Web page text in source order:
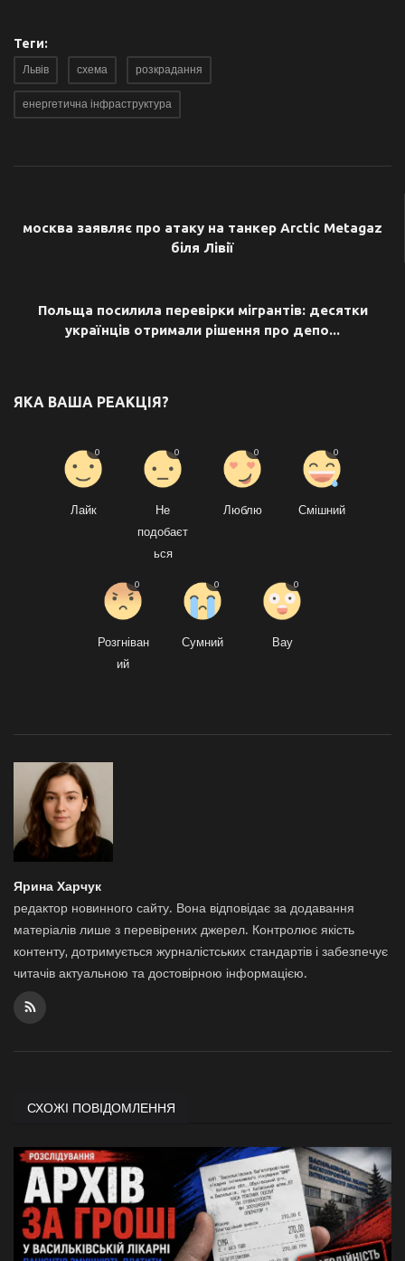
Теги:
Львів схема розкрадання
енергетична інфраструктура
москва заявляє про атаку на танкер Arctic Metagaz
біля Лівії
Польща посилила перевірки мігрантів: десятки
українців отримали рішення про депо...
ЯКА ВАША РЕАКЦІЯ?
Лайк
0
Не
подобаєт
ься
0
Люблю
0
Смішний
0
Розгніван
ий
0
Сумний
0
Вау
0
Ярина Харчук
редактор новинного сайту. Вона відповідає за додавання
матеріалів лише з перевірених джерел. Контролює якість
контенту, дотримується журналістських стандартів і забезпечує
читачів актуальною та достовірною інформацією.
СХОЖІ ПОВІДОМЛЕННЯ